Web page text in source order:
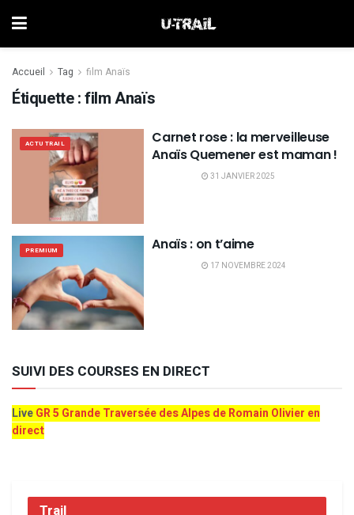
Accueil Tag film Anaïs
Étiquette :film Anaïs
ACTU TRAIL
Carnet rose : la merveilleuse
Anaïs Quemener est maman !
31 JANVIER 2025
PREMIUM Anaïs : on t’aime
17 NOVEMBRE 2024
SUIVI DES COURSES EN DIRECT
LiveGR 5 Grande Traversée des Alpes de Romain Olivier en
direct
Trail